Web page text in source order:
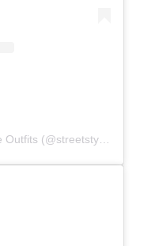
Ein Beitrag geteilt von Streetstyle Outfits (@streetstyle__outfits)